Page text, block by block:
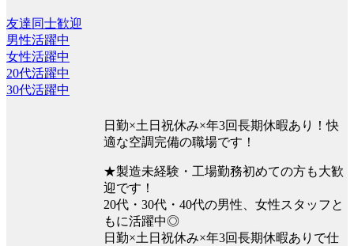
友達同士歓迎
男性活躍中
女性活躍中
20代活躍中
30代活躍中
日勤×土日祝休み×年3回長期休暇あり！快
適な空調完備の職場です！
★製造未経験・工場勤務初めての方も大歓
迎です！
20代・30代・40代の男性、女性スタッフと
もに活躍中◎
日勤×土日祝休み×年3回長期休暇ありで仕